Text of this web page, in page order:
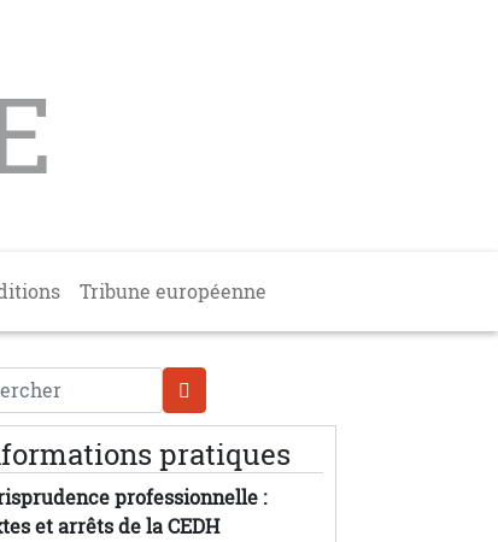
Tribune européenne
pratiques
professionnelle :
et arrêts de la CEDH